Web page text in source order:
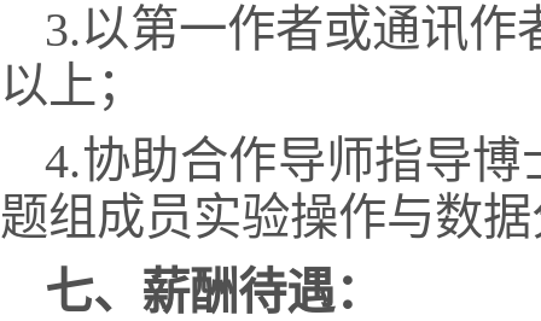
3.以第一作者或通讯作
以上；
4.协助合作导师指导
题组成员实验操作与数
七、薪酬待遇：